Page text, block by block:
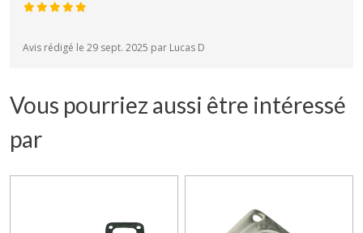
Avis rédigé le 29 sept. 2025 par Lucas D
Vous pourriez aussi être intéressé
par